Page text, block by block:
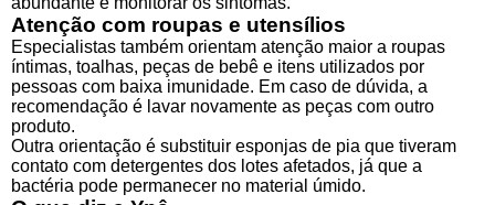
Atenção com roupas e utensílios
Especialistas também orientam atenção maior a roupas
íntimas, toalhas, peças de bebê e itens utilizados por
pessoas com baixa imunidade. Em caso de dúvida, a
recomendação é lavar novamente as peças com outro
produto.
Outra orientação é substituir esponjas de pia que tiveram
contato com detergentes dos lotes afetados, já que a
bactéria pode permanecer no material úmido.